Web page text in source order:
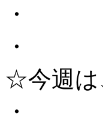
・
・
☆今週は
・